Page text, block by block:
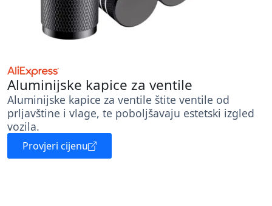
Aluminijske kapice za ventile
Aluminijske kapice za ventile štite ventile od
prljavštine i vlage, te poboljšavaju estetski izgled
vozila.
Provjeri cijenu